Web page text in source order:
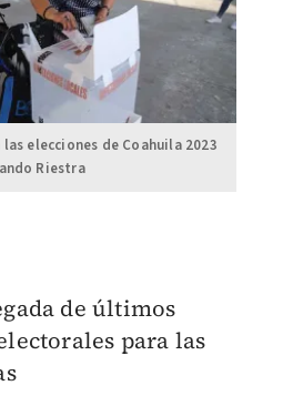
elecciones de Coahuila 2023
Riestra
de últimos
para las